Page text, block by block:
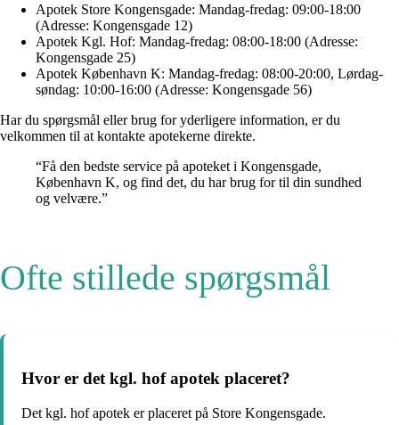
Apotek Store Kongensgade: Mandag-fredag: 09:00-18:00
(Adresse: Kongensgade 12)
Apotek Kgl. Hof: Mandag-fredag: 08:00-18:00 (Adresse:
Kongensgade 25)
Apotek København K: Mandag-fredag: 08:00-20:00, Lørdag-
søndag: 10:00-16:00 (Adresse: Kongensgade 56)
Har du spørgsmål eller brug for yderligere information, er du
velkommen til at kontakte apotekerne direkte.
“Få den bedste service på apoteket i Kongensgade,
København K, og find det, du har brug for til din sundhed
og velvære.”
Ofte stillede spørgsmål
Hvor er det kgl. hof apotek placeret?
Det kgl. hof apotek er placeret på Store Kongensgade.